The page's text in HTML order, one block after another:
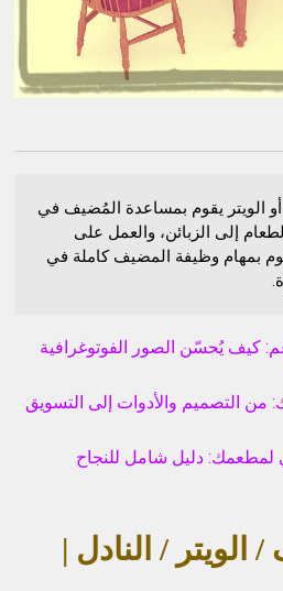
الويتر يقوم بمساعدة المُضيف في
إلى الزبائن، والعمل على
بمهام وظيفة المضيف كاملة في
كيف يُحسّن الصور الفوتوغرافية
من التصميم والأدوات إلى التسويق
لمطعمك: دليل شامل للنجاح
/ النادل |